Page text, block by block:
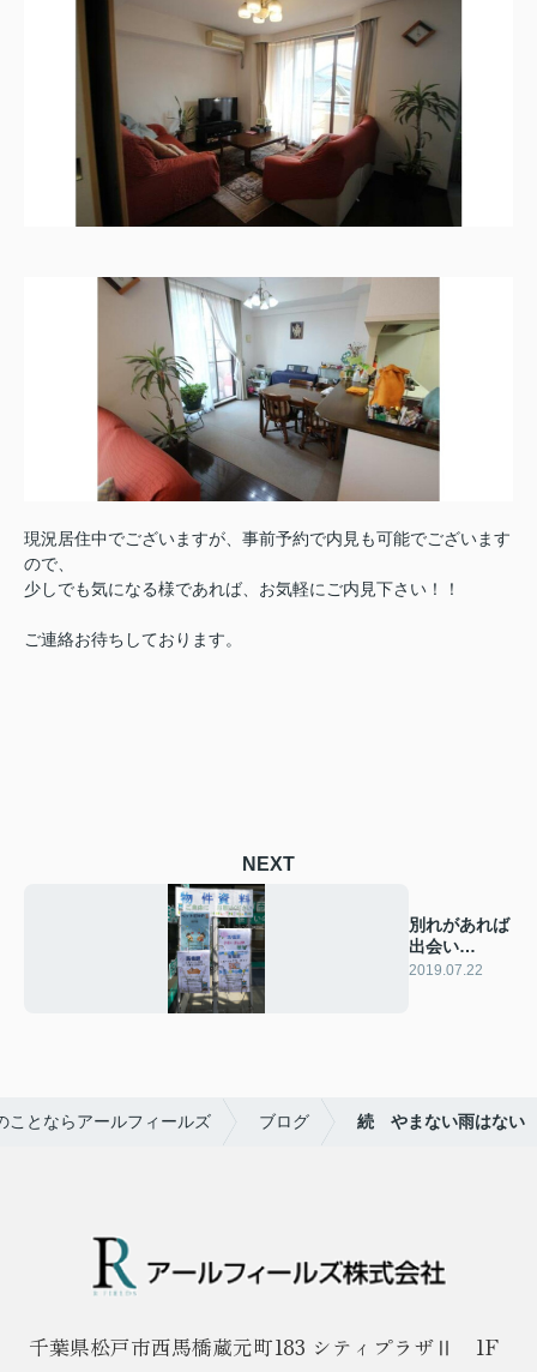
現況居住中でございますが、事前予約で内見も可能でございます
ので、
少しでも気になる様であれば、お気軽にご内見下さい！！
ご連絡お待ちしております。
NEXT
別れがあれば
出会い
も・・・？
2019.07.22
ことならアールフィールズ ブログ 続 やまない雨はない
千葉県松戸市西馬橋蔵元町183 シティプラザⅡ 1F